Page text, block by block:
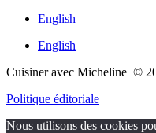
English
English
Cuisiner avec Micheline ©
Politique éditoriale
Nous utilisons des cookies